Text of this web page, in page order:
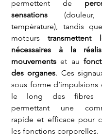
permettent de
sensations (douleur,
température), tandis
moteurs transmettent
nécessaires à la
mouvements et au
des organes. Ces
sous forme d’impulsions
le long des fibres
permettant une
rapide et efficace pour
les fonctions corporelles.